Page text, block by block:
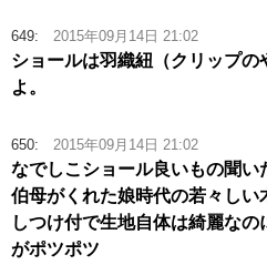
649: 2015年09月14日 21:02
ショールは羽織紐（クリップ
よ。
650: 2015年09月14日 21:02
なでしこショール良いもの聞い
伯母がくれた娘時代の若々しい
しつけ付で生地自体は綺麗な
がポツポツ